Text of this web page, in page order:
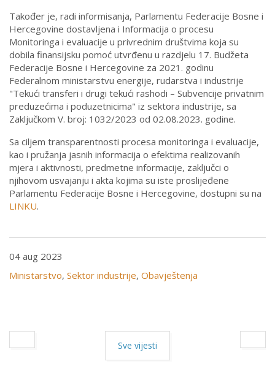
Također je, radi informisanja, Parlamentu Federacije Bosne i
Hercegovine dostavljena i Informacija o procesu
Monitoringa i evaluacije u privrednim društvima koja su
dobila finansijsku pomoć utvrđenu u razdjelu 17. Budžeta
Federacije Bosne i Hercegovine za 2021. godinu
Federalnom ministarstvu energije, rudarstva i industrije
"Tekući transferi i drugi tekući rashodi – Subvencije privatnim
preduzećima i poduzetnicima" iz sektora industrije, sa
Zaključkom V. broj: 1032/2023 od 02.08.2023. godine.
Sa ciljem transparentnosti procesa monitoringa i evaluacije,
kao i pružanja jasnih informacija o efektima realizovanih
mjera i aktivnosti, predmetne informacije, zaključci o
njihovom usvajanju i akta kojima su iste proslijeđene
Parlamentu Federacije Bosne i Hercegovine, dostupni su na
LINKU.
04 aug 2023
Ministarstvo, Sektor industrije, Obavještenja
Sve vijesti